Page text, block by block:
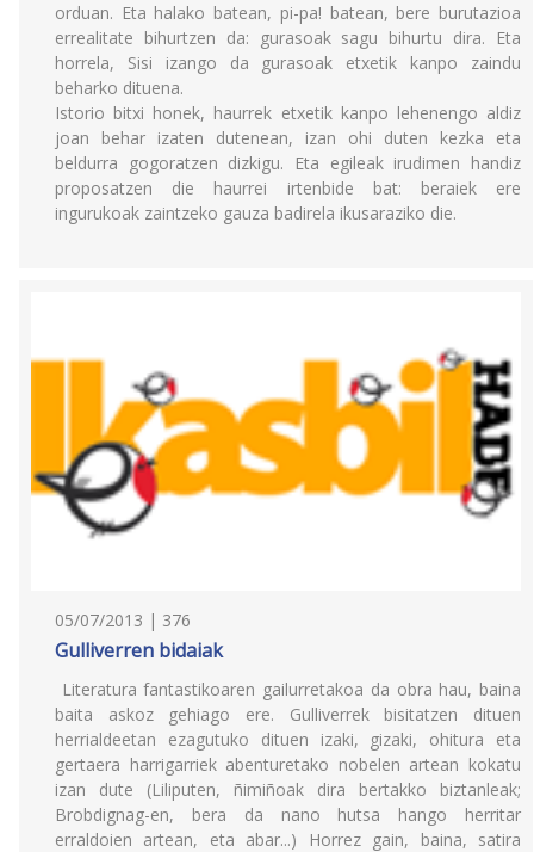
orduan. Eta halako batean, pi-pa! batean, bere burutazioa
errealitate bihurtzen da: gurasoak sagu bihurtu dira. Eta
horrela, Sisi izango da gurasoak etxetik kanpo zaindu
beharko dituena.
Istorio bitxi honek, haurrek etxetik kanpo lehenengo aldiz
joan behar izaten dutenean, izan ohi duten kezka eta
beldurra gogoratzen dizkigu. Eta egileak irudimen handiz
proposatzen die haurrei irtenbide bat: beraiek ere
ingurukoak zaintzeko gauza badirela ikusaraziko die.
05/07/2013 | 376
Gulliverren bidaiak
Literatura fantastikoaren gailurretakoa da obra hau, baina
baita askoz gehiago ere. Gulliverrek bisitatzen dituen
herrialdeetan ezagutuko dituen izaki, gizaki, ohitura eta
gertaera harrigarriek abenturetako nobelen artean kokatu
izan dute (Liliputen, ñimiñoak dira bertakko biztanleak;
Brobdignag-en, bera da nano hutsa hango herritar
erraldoien artean, eta abar...) Horrez gain, baina, satira